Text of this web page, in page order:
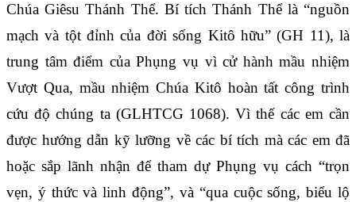
Chúa Giêsu Thánh Thể. Bí tích Thánh Thể là “nguồn
mạch và tột đỉnh của đời sống Kitô hữu” (GH 11), là
trung tâm điểm của Phụng vụ vì cử hành mầu nhiệm
Vượt Qua, mầu nhiệm Chúa Kitô hoàn tất công trình
cứu độ chúng ta (GLHTCG 1068). Vì thế các em cần
được hướng dẫn kỹ lưỡng về các bí tích mà các em đã
hoặc sắp lãnh nhận để tham dự Phụng vụ cách “trọn
vẹn, ý thức và linh động”, và “qua cuộc sống, biểu lộ